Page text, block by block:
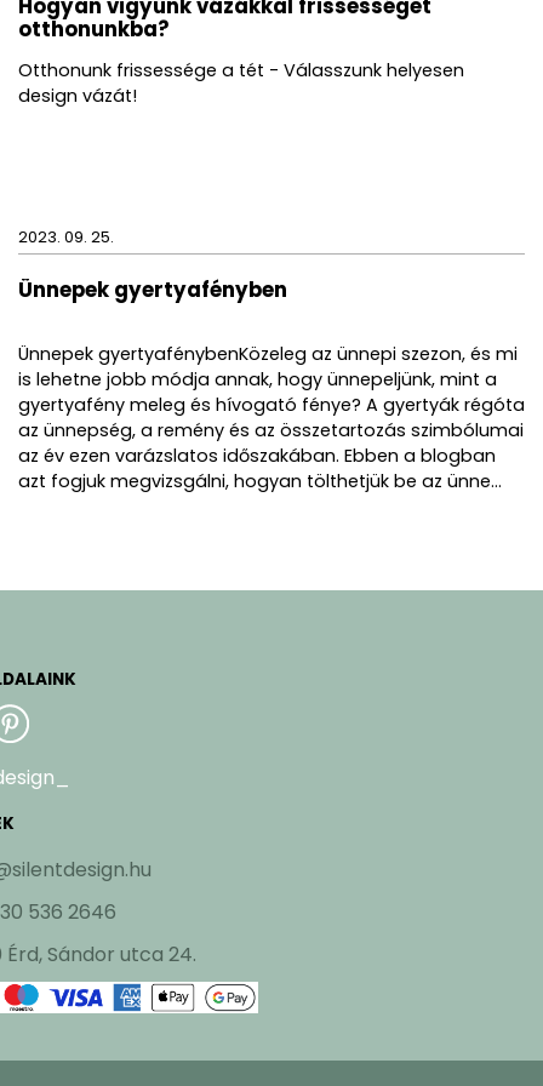
Hogyan vigyünk vázákkal frissességet
otthonunkba?
Otthonunk frissessége a tét - Válasszunk helyesen
design vázát!
2023. 09. 25.
Ünnepek gyertyafényben
Ünnepek gyertyafénybenKözeleg az ünnepi szezon, és mi
is lehetne jobb módja annak, hogy ünnepeljünk, mint a
gyertyafény meleg és hívogató fénye? A gyertyák régóta
az ünnepség, a remény és az összetartozás szimbólumai
az év ezen varázslatos időszakában. Ebben a blogban
azt fogjuk megvizsgálni, hogyan tölthetjük be az ünne...
536 2646
Érd, Sándor utca 24.